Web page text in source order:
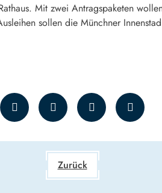
Mit zwei Antragspaketen
sollen die Münchner
Zurück